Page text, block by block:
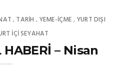
, TARİH , YEME-İÇME , YURT DIŞI
İÇİ SEYAHAT
HABERİ – Nisan